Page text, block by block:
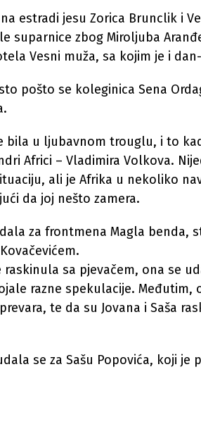
estradi jesu Zorica Brunclik i
suparnice zbog Miroljuba
Vesni muža, sa kojim je i
pošto se koleginica Sena
bila u ljubavnom trouglu, i to
Africi – Vladimira Volkova.
ali je Afrika u nekoliko
da joj nešto zamera.
za frontmena Magla benda,
raskinula sa pjevačem, ona se
razne spekulacije. Međutim,
te da su Jovana i Saša
se za Sašu Popovića, koji je